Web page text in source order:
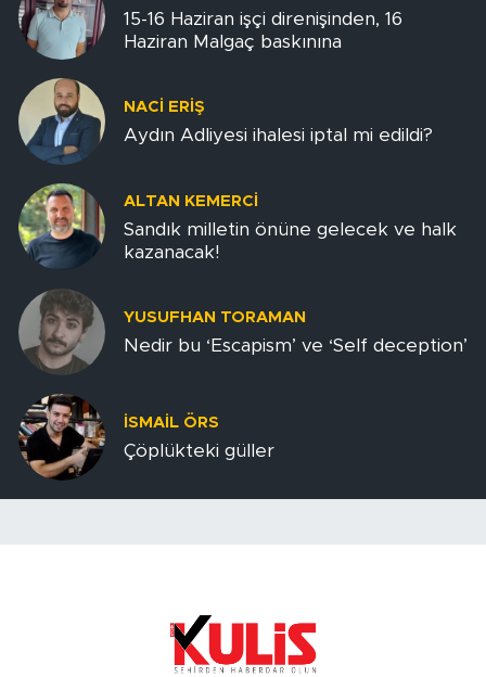
15-16 Haziran işçi direnişinden, 16
Haziran Malgaç baskınına
NACI ERİŞ
Aydın Adliyesi ihalesi iptal mi edildi?
ALTAN KEMERCI
Sandık milletin önüne gelecek ve halk
kazanacak!
YUSUFHAN TORAMAN
Nedir bu ‘Escapism’ ve ‘Self deception’
İSMAIL ÖRS
Çöplükteki güller